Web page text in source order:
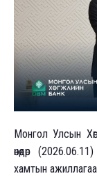
Монгол Улсын
өнөөдөр
хамтын